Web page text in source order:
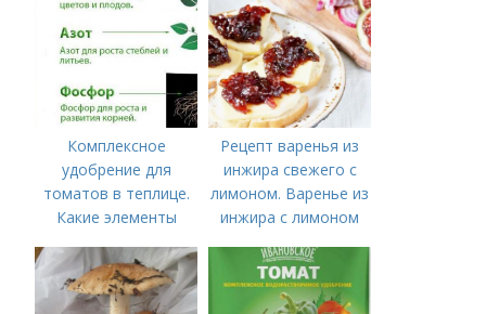
Комплексное
удобрение для
томатов в теплице.
Какие элементы
особенности их
внесения
Рецепт варенья из
инжира свежего с
лимоном. Варенье из
инжира с лимоном